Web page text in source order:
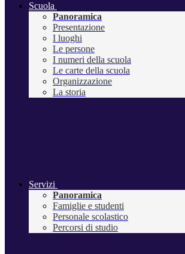
Scuola
Panoramica
Presentazione
I luoghi
Le persone
I numeri della scuola
Le carte della scuola
Organizzazione
La storia
Servizi
Panoramica
Famiglie e studenti
Personale scolastico
Percorsi di studio